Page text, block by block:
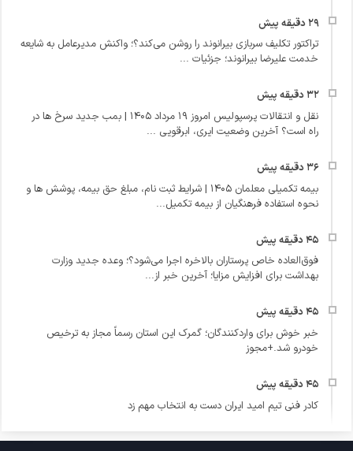
تراکتور تکلیف سربازی بیرانوند را روشن می‌کند؟؛ واکنش مدیرعامل به شایعه
خدمت علیرضا بیرانوند؛ جزئیات ...
نقل و انتقالات پرسپولیس امروز ۱۹ مرداد ۱۴۰۵ | بمب جدید سرخ ها در
راه است؟ آخرین وضعیت ایری، ابرقویی ...
بیمه تکمیلی معلمان ۱۴۰۵ | شرایط ثبت نام، مبلغ حق بیمه، پوشش ها و
نحوه استفاده فرهنگیان از بیمه تکمیل...
فوق‌العاده خاص پرستاران بالاخره اجرا می‌شود؟؛ وعده جدید وزارت
بهداشت برای افزایش مزایا؛ آخرین خبر از...
خبر خوش برای واردکنندگان؛ گمرک این استان رسماً مجاز به ترخیص
خودرو شد.+مجوز
کادر فنی تیم امید ایران دست به انتخاب مهم زد